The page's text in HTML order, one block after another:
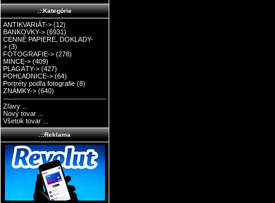
.::Kategórie
ANTIKVARIÁT-> (12)
BANKOVKY-> (6931)
CENNÉ PAPIERE, DOKLADY-
> (3)
FOTOGRAFIE-> (278)
MINCE-> (409)
PLAGÁTY-> (427)
POHĽADNICE-> (64)
Portréty podľa fotografie (8)
ZNÁMKY-> (640)
Zľavy ...
Nový tovar ...
Všetok tovar ...
.::Reklama